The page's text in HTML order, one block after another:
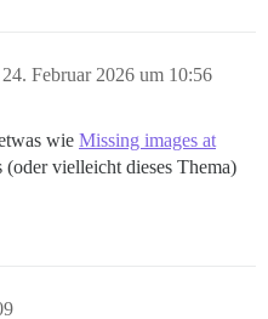
24. Februar 2026 um 10:56
wie Missing images at
(oder vielleicht dieses Thema)